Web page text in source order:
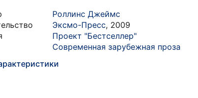
Роллинс Джеймс
Эксмо-Пресс, 2009
Проект "Бестселлер"
Современная зарубежная проза